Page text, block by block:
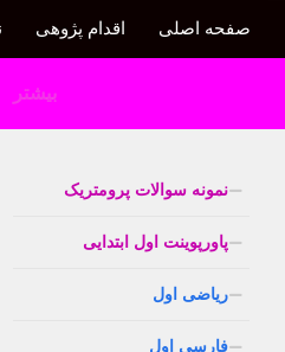
صفحه اصلی اقدام پژوهی
بیشتر
نمونه سوالات پرومتریک
پاورپوینت اول ابتدایی
ریاضی اول
فارسی اول